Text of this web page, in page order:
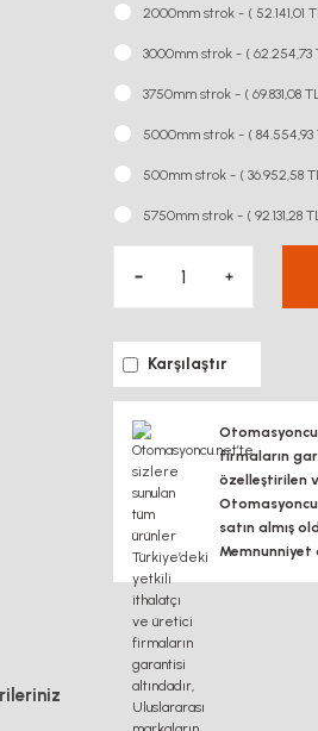
2000mm strok - ( 52.141,01
3000mm strok - ( 62.254,73
3750mm strok - ( 69.831,08
5000mm strok - ( 84.554,93
500mm strok - ( 36.952,58
5750mm strok - ( 92.131,28
Karşılaştır
firmaların
özelleştirilen
satın almış
Memnunniyet